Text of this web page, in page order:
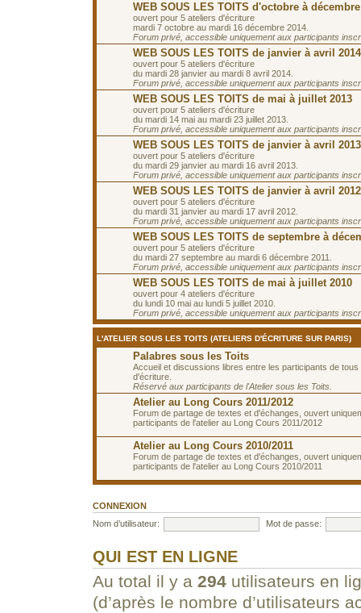
WEB SOUS LES TOITS d'octobre à décembre
ouvert pour 5 ateliers d'écriture
mardi 7 octobre au mardi 16 décembre 2014.
Forum privé, accessible uniquement aux participants
WEB SOUS LES TOITS de janvier à avril 2014
ouvert pour 5 ateliers d'écriture
du mardi 28 janvier au mardi 8 avril 2014.
Forum privé, accessible uniquement aux participants
WEB SOUS LES TOITS de mai à juillet 2013
ouvert pour 5 ateliers d'écriture
du mardi 14 mai au mardi 23 juillet 2013.
Forum privé, accessible uniquement aux participants
WEB SOUS LES TOITS de janvier à avril 2013
ouvert pour 5 ateliers d'écriture
du mardi 29 janvier au mardi 16 avril 2013.
Forum privé, accessible uniquement aux participants
WEB SOUS LES TOITS de janvier à avril 2012
ouvert pour 5 ateliers d'écriture
du mardi 31 janvier au mardi 17 avril 2012.
Forum privé, accessible uniquement aux participants
WEB SOUS LES TOITS de septembre à
ouvert pour 5 ateliers d'écriture
du mardi 27 septembre au mardi 6 décembre 2011.
Forum privé, accessible uniquement aux participants
WEB SOUS LES TOITS de mai à juillet 2010
ouvert pour 4 ateliers d'écriture
du lundi 10 mai au lundi 5 juillet 2010.
Forum privé, accessible uniquement aux participants
L'ATELIER SOUS LES TOITS (ATELIERS D'ÉCRITURE SUR PARIS)
Palabres sous les Toits
Accueil et discussions libres entre les participants de tous
d'écriture.
Réservé aux participants de l'Atelier sous les Toits.
Atelier au Long Cours 2011/2012
Forum de partage de textes et d'échanges, ouvert
participants de l'atelier au Long Cours 2011/2012
Atelier au Long Cours 2010/2011
Forum de partage de textes et d'échanges, ouvert
participants de l'atelier au Long Cours 2010/2011
CONNEXION
Nom d’utilisateur:
Mot de passe:
QUI EST EN LIGNE
Au total il y a 294 utilisateurs en
(d’après le nombre d’utilisateurs